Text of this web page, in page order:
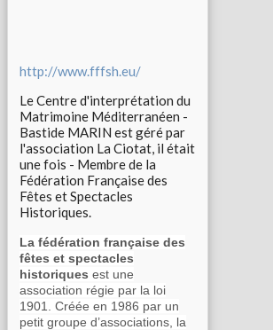
http://www.fffsh.eu/
Le Centre d'interprétation du
Matrimoine Méditerranéen -
Bastide MARIN est géré par
l'association La Ciotat, il était
une fois - Membre de la
Fédération Française des
Fêtes et Spectacles
Historiques.
La fédération française des
fêtes et spectacles
historiques est une
association régie par la loi
1901. Créée en 1986 par un
petit groupe d’associations, la